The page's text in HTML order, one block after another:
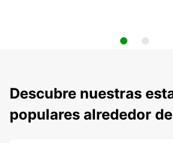
Descubre nuestras
populares alrededor